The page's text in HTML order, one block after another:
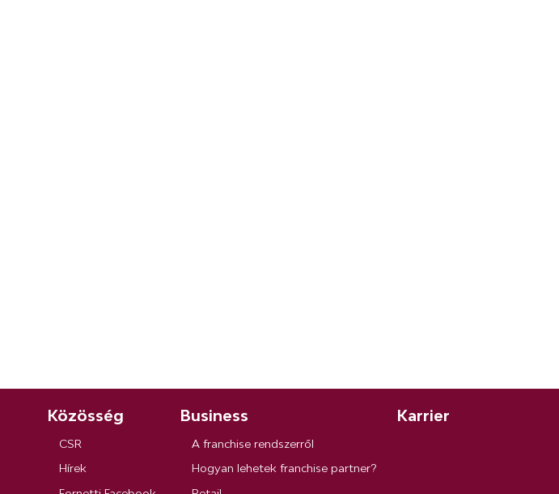
Közösség
CSR
Hírek
Business
A franchise rendszerről
Hogyan lehetek franchise partner?
Karrier